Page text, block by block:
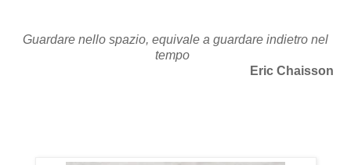
Guardare nello spazio, equivale a guardare indietro nel
tempo
Eric Chaisson